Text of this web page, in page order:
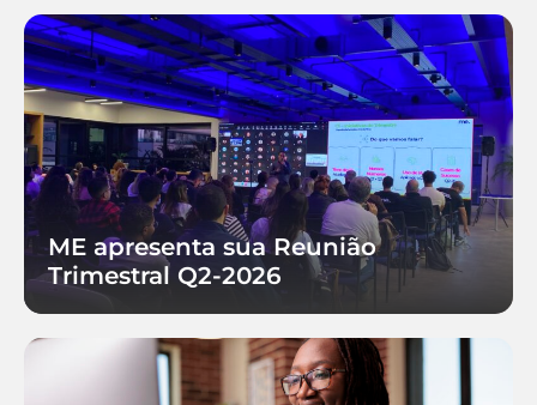
ME apresenta sua Reunião
Trimestral Q2-2026